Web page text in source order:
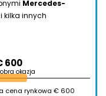
Mercedes-
kilka innych
600
okazja
cena rynkowa € 600